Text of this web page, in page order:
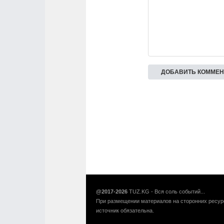
@2017-2026 TUZ.KG - Вся соль событий...
При размещении материалов на сторонних
источник обязательна.